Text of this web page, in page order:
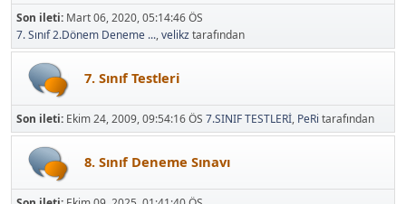
Son ileti: Mart 06, 2020, 05:14:46 ÖS
7. Sınıf 2.Dönem Deneme ...,velikztarafından
7. Sınıf Testleri
Son ileti: Ekim 24, 2009, 09:54:16 ÖS 7.SINIF TESTLERİ, PeRi tarafından
8. Sınıf Deneme Sınavı